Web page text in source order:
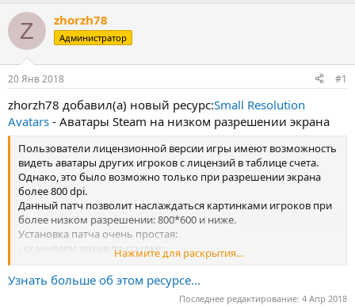
т
е
ы
а
ч
а
Z zhorzh78
Администратор
20 Янв 2018 #1
zhorzh78 добавил(а) новый ресурс:Small Resolution
Avatars - Аватары Steam на низком разрешении экрана
Пользователи лицензионной версии игры имеют возможность
видеть аватары других игроков с лицензий в таблице счета.
Однако, это было возможно только при разрешении экрана
более 800 dpi.
Данный патч позволит наслаждаться картинками игроков при
более низком разрешении: 800*600 и ниже.
Установка патча очень простая:
- скачиваем архив по ссылке;
- закрываем игру, если она запущена;
- из скачанного архива извлекаем файл в папку со своей игрой,
например:steamapps\common\Half-Life\ и...
Нажмите для раскрытия...
Узнать больше об этом ресурсе...
Последнее редактирование: 4 Апр 2018